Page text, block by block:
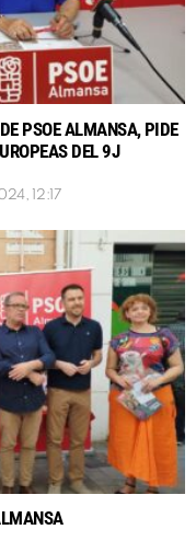
PSOE ALMANSA, PIDE
DEL 9J
12:17